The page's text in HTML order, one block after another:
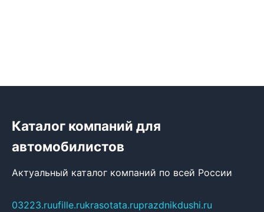
Каталог компаний для
автомобилистов
Актуальный каталог компаний по всей России
03223.ruufille.rukrasotata.ruprazdnikdushi.ru